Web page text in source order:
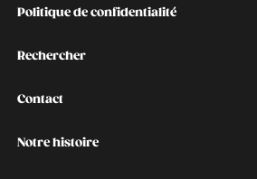
Politique de confidentialité
Rechercher
Contact
Notre histoire